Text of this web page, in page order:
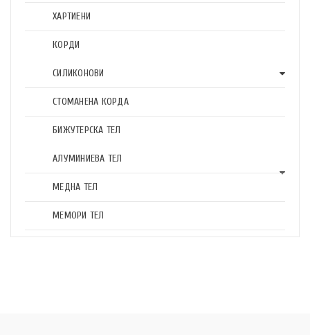
ХАРТИЕНИ
КОРДИ
СИЛИКОНОВИ
СТОМАНЕНА КОРДА
БИЖУТЕРСКА ТЕЛ
АЛУМИНИЕВА ТЕЛ
МЕДНА ТЕЛ
МЕМОРИ ТЕЛ